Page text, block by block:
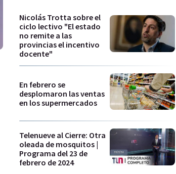
Nicolás Trotta sobre el
ciclo lectivo "El estado
no remite a las
provincias el incentivo
docente"
En febrero se
desplomaron las ventas
en los supermercados
Telenueve al Cierre: Otra
oleada de mosquitos |
Programa del 23 de
febrero de 2024